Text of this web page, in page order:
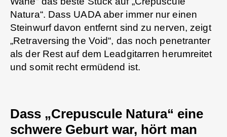
Natura“. Dass UADA aber immer nur einen
Steinwurf davon entfernt sind zu nerven, zeigt
„Retraversing the Void“, das noch penetranter
als der Rest auf dem Leadgitarren herumreitet
und somit recht ermüdend ist.
Dass „Crepuscule Natura“ eine
schwere Geburt war, hört man